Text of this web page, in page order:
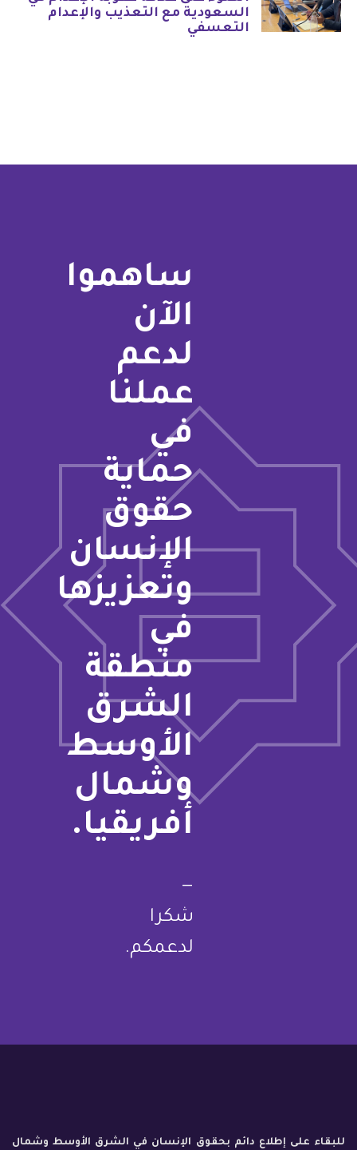
السعودية مع التعذيب والإعدام
التعسفي
ساهموا
الآن
لدعم
عملنا
في
حماية
حقوق
الإنسان
وتعزيزها
في
منطقة
الشرق
الأوسط
وشمال
أفريقيا.
—
شكرا
لدعمكم.
للبقاء على إطلاع دائم بحقوق الإنسان في الشرق الأوسط وشمال